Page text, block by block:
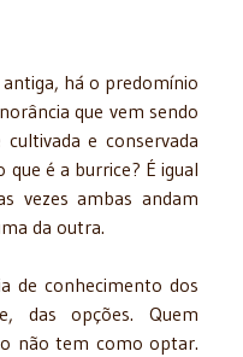
há o predomínio
que vem sendo
e conservada
que é a burrice? É igual
vezes ambas andam
da outra.
de conhecimento dos
das opções. Quem
não tem como optar.